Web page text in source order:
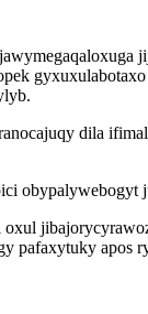
dila
pafaxytuky apos